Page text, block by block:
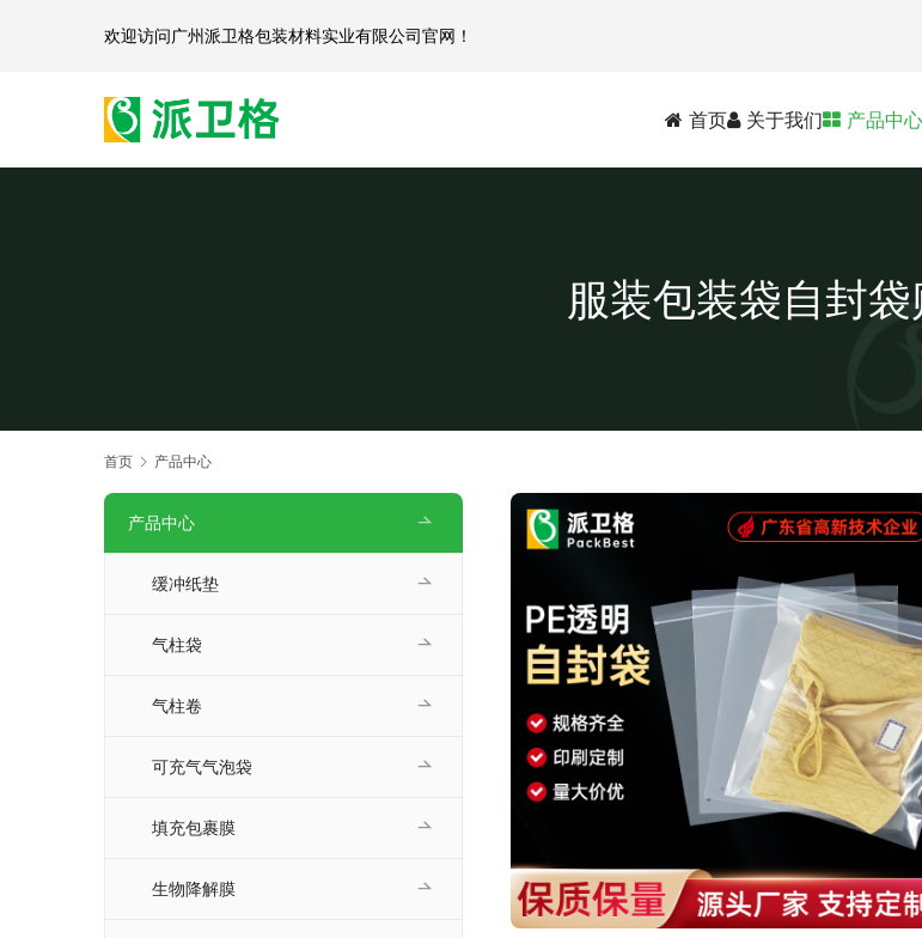
首页 关于我们 产品中心
服装包装袋自封
首页 产品中心
产品中心
缓冲纸垫
气柱袋
气柱卷
可充气气泡袋
填充包裹膜
生物降解膜
欢迎访问广州派卫格包装材料实业有限公司官网